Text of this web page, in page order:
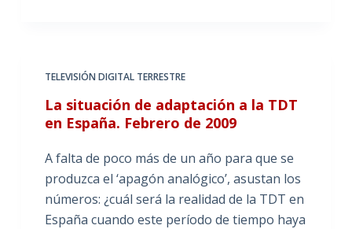
TELEVISIÓN DIGITAL TERRESTRE
La situación de adaptación a la TDT
en España. Febrero de 2009
A falta de poco más de un año para que se
produzca el ‘apagón analógico’, asustan los
números: ¿cuál será la realidad de la TDT en
España cuando este período de tiempo haya